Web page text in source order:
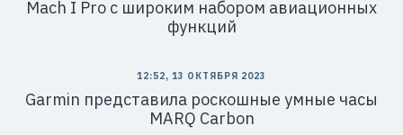
Mach I Pro с широким набором авиационных
функций
12:52, 13 ОКТЯБРЯ 2023
Garmin представила роскошные умные часы
MARQ Carbon